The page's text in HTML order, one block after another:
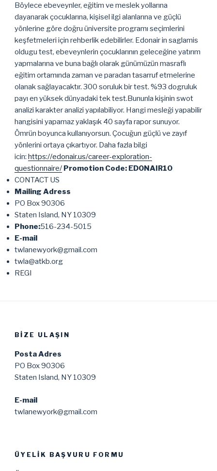
Böylece ebeveynler, eğitim ve meslek yollarına
dayanarak çocuklarına, kişisel ilgi alanlarına ve güçlü
yönlerine göre doğru üniversite programı seçimlerini
keşfetmeleri için rehberlik edebilirler. Edonair in saglamis
oldugu test, ebeveynlerin çocuklarının geleceğine yatırım
yapmalarına ve buna bağlı olarak günümüzün masraflı
eğitim ortamında zaman ve paradan tasarruf etmelerine
olanak sağlayacaktır. 300 soruluk bir test. %93 dogruluk
payı en yüksek dünyadaki tek test.Bununla kişinin swot
analizi karakter analizi yapılabiliyor. Hangi mesleği yapabilir
hangisini yapamaz yaklaşık 40 sayfa rapor sunuyor.
Ömrün boyunca kullanıyorsun. Çocuğun güçlü ve zayıf
yönlerini ortaya çıkartıyor. Daha fazla bilgi
icin: https://edonair.us/career-exploration-
questionnaire/ Promotion Code: EDONAIR10
CONTACT US
Mailing Adress
PO Box 90306
Staten Island, NY 10309
Phone:516-234-5015
E-mail
twlanewyork@gmail.com
twla@atkb.org
REGI
BIZE ULAŞIN
Posta Adres
PO Box 90306
Staten Island, NY 10309
E-mail
twlanewyork@gmail.com
ÜYELIK BAŞVURU FORMU